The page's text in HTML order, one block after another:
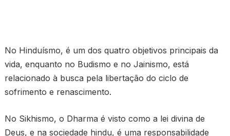
No Hinduísmo, é um dos quatro objetivos principais da
vida, enquanto no Budismo e no Jainismo, está
relacionado à busca pela libertação do ciclo de
sofrimento e renascimento.
No Sikhismo, o Dharma é visto como a lei divina de
Deus, e na sociedade hindu, é uma responsabilidade